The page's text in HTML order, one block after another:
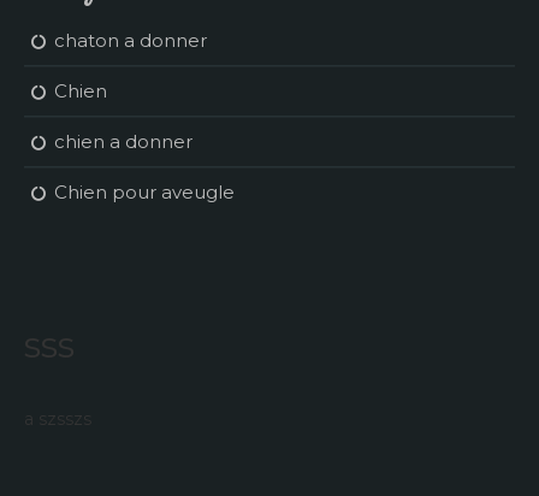
chaton a donner
Chien
chien a donner
Chien pour aveugle
sss
a szsszs